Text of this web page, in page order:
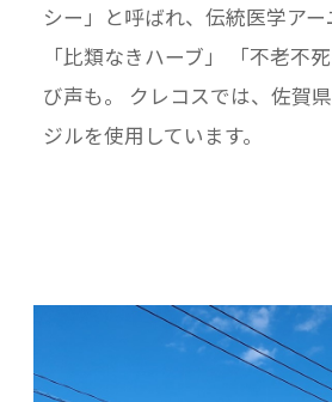
シー」と呼ばれ、伝統医学ア
「比類なきハーブ」 「不老不
び声も。 クレコスでは、佐賀
ジルを使用しています。